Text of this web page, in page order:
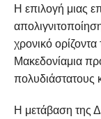
Η επιλογή μιας
χρονικό
Μακεδονίαμια
πολυδιάστατους
Η μετάβαση της